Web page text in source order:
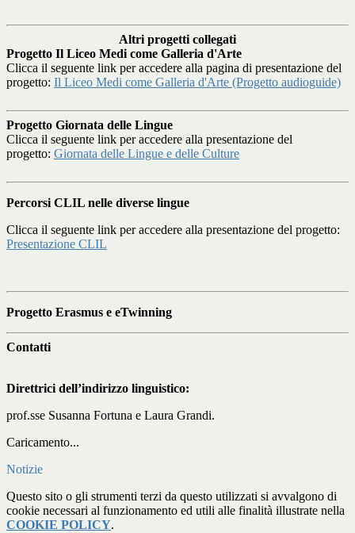
Altri progetti collegati
Progetto Il Liceo Medi come Galleria d'Arte
Clicca il seguente link per accedere alla pagina di presentazione del
progetto: Il Liceo Medi come Galleria d'Arte (Progetto audioguide)
Progetto Giornata delle Lingue
Clicca il seguente link per accedere alla presentazione del
progetto: Giornata delle Lingue e delle Culture
Percorsi CLIL nelle diverse lingue
Clicca il seguente link per accedere alla presentazione del progetto:
Presentazione CLIL
Progetto Erasmus e eTwinning
Contatti
Direttrici dell’indirizzo linguistico:
prof.sse Susanna Fortuna e Laura Grandi.
Caricamento...
Notizie
Questo sito o gli strumenti terzi da questo utilizzati si avvalgono di
cookie necessari al funzionamento ed utili alle finalità illustrate nella
COOKIE POLICY.